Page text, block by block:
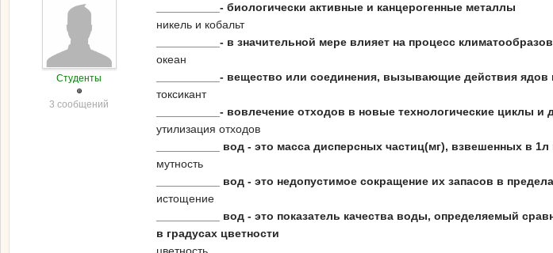
Студенты
3 сообщений
__________- биологически активные и канцерогенные металлы
никель и кобальт
__________- в значительной мере влияет на процесс
океан
__________- вещество или соединения, вызывающие действия
токсикант
__________- вовлечение отходов в новые технологические циклы
утилизация отходов
__________ вод - это масса дисперсных частиц(мг), взвешенных в
мутность
__________ вод - это недопустимое сокращение их запасов в
истощение
__________ вод - это показатель качества воды, определяемый
в градусах цветности